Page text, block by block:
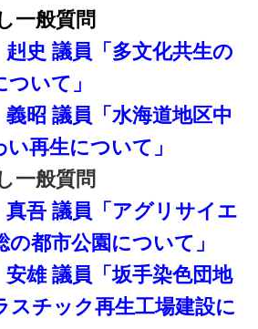
一般質問
史 議員「多文化共生の
いて」
議員「水海道地区中
再生について」
一般質問
吾 議員「アグリサイエ
都市公園について」
議員「坂手染色団地
スチック再生工場建設に